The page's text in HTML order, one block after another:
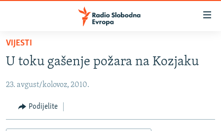
Pređite
glavni
Pređite
VIJESTI
BOSNA I HERCEGOVINA
SRBIJA
KOSOVO
VIJESTI
U toku gašenje požara na Kozjaku
23. avgust/kolovoz, 2010.
Podijelite